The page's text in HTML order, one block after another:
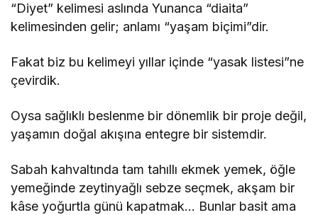
“Diyet” kelimesi aslında Yunanca “diaita”
kelimesinden gelir; anlamı “yaşam biçimi”dir.
Fakat biz bu kelimeyi yıllar içinde “yasak listesi”ne
çevirdik.
Oysa sağlıklı beslenme bir dönemlik bir proje değil,
yaşamın doğal akışına entegre bir sistemdir.
Sabah kahvaltında tam tahıllı ekmek yemek, öğle
yemeğinde zeytinyağlı sebze seçmek, akşam bir
kâse yoğurtla günü kapatmak… Bunlar basit ama